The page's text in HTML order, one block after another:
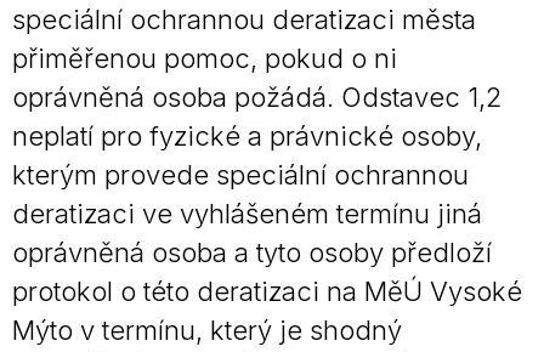
speciální ochrannou deratizaci města
přiměřenou pomoc, pokud o ni
oprávněná osoba požádá. Odstavec 1,2
neplatí pro fyzické a právnické osoby,
kterým provede speciální ochrannou
deratizaci ve vyhlášeném termínu jiná
oprávněná osoba a tyto osoby předloží
protokol o této deratizaci na MěÚ Vysoké
Mýto v termínu, který je shodný